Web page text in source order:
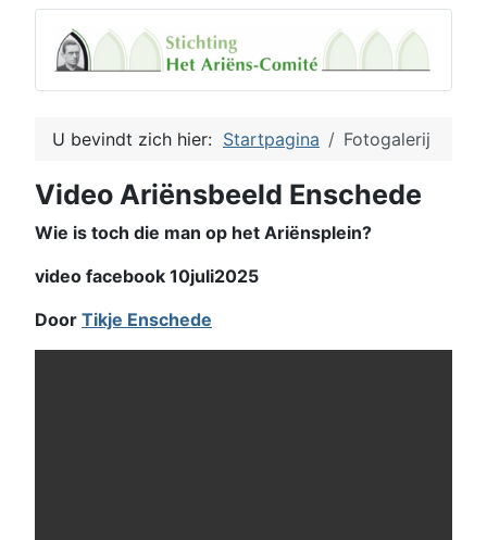
U bevindt zich hier: Startpagina Fotogalerij
Video Ariënsbeeld Enschede
Wie is toch die man op het Ariënsplein?
video facebook 10juli2025
Door Tikje Enschede